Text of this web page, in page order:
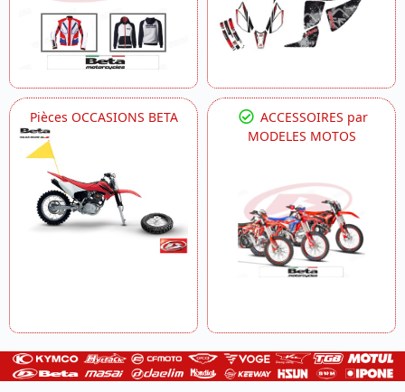
Pièces OCCASIONS BETA
ACCESSOIRES par
MODELES MOTOS